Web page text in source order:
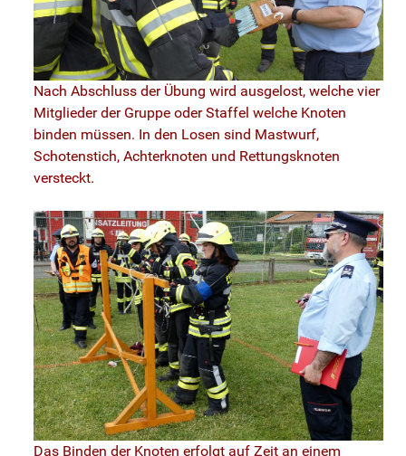
Nach Abschluss der Übung wird ausgelost, welche vier
Mitglieder der Gruppe oder Staffel welche Knoten
binden müssen. In den Losen sind Mastwurf,
Schotenstich, Achterknoten und Rettungsknoten
versteckt.
Das Binden der Knoten erfolgt auf Zeit an einem